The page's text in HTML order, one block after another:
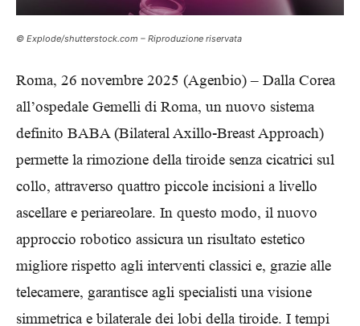
© Explode/shutterstock.com – Riproduzione riservata
Roma, 26 novembre 2025 (Agenbio) – Dalla Corea
all’ospedale Gemelli di Roma, un nuovo sistema
definito BABA (Bilateral Axillo-Breast Approach)
permette la rimozione della tiroide senza cicatrici sul
collo, attraverso quattro piccole incisioni a livello
ascellare e periareolare. In questo modo, il nuovo
approccio robotico assicura un risultato estetico
migliore rispetto agli interventi classici e, grazie alle
telecamere, garantisce agli specialisti una visione
simmetrica e bilaterale dei lobi della tiroide. I tempi